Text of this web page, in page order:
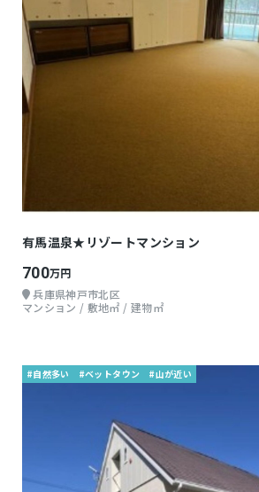
有馬温泉★リゾートマンション
700万円
兵庫県神戸市北区
マンション / 敷地㎡ / 建物㎡
#自然多い #ベットタウン #山が近い